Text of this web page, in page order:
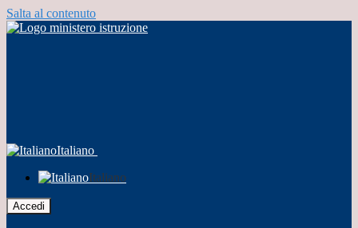
Salta al contenuto
Italiano
Italiano
Accedi